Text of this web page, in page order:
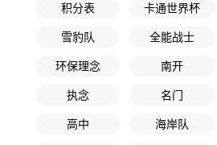
积分表 卡通世界杯
雪豹队 全能战士
环保理念 南开
执念 名门
高中 海岸队